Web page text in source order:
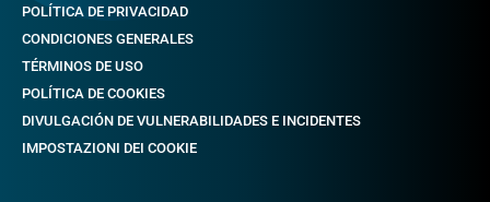
POLÍTICA DE PRIVACIDAD
CONDICIONES GENERALES
TÉRMINOS DE USO
POLÍTICA DE COOKIES
DIVULGACIÓN DE VULNERABILIDADES E INCIDENTES
IMPOSTAZIONI DEI COOKIE